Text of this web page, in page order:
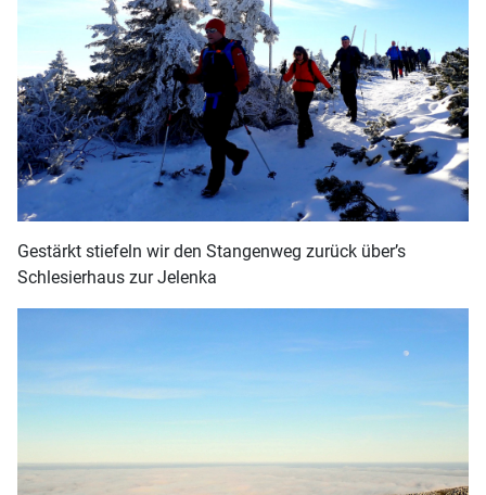
Gestärkt stiefeln wir den Stangenweg zurück über’s
Schlesierhaus zur Jelenka